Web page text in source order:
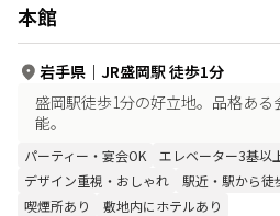
本館
岩手県 ｜ JR盛岡駅 徒歩1分
盛岡駅徒歩1分の好立地。品格あ
能。
パーティー・宴会OK エレベーター3基以
デザイン重視・おしゃれ
駅近・駅から徒
喫煙所あり
敷地内にホテルあり